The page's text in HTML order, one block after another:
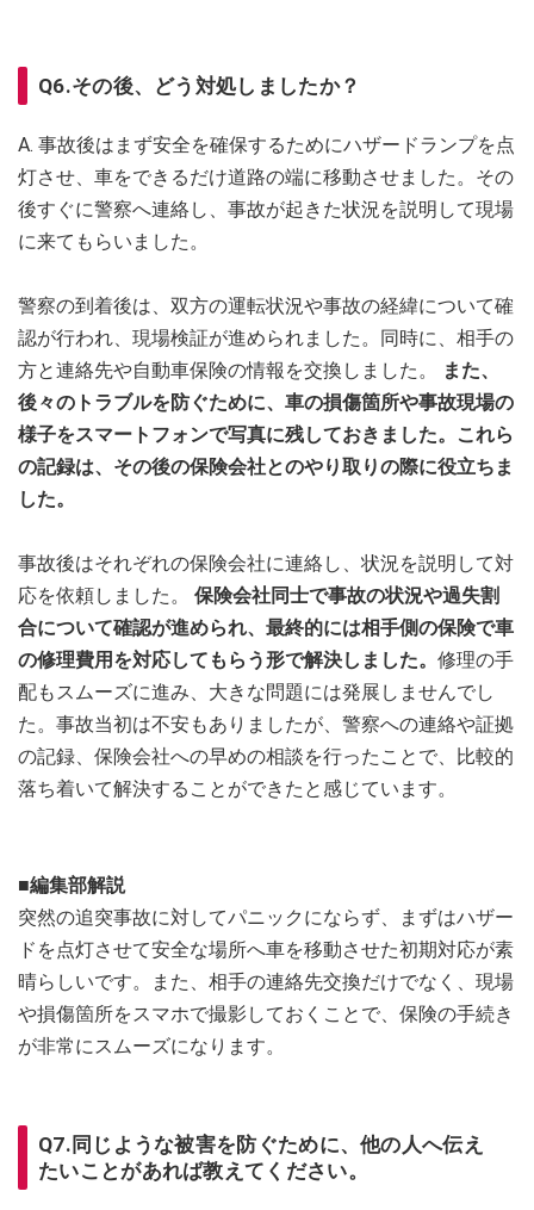
Q6.その後、どう対処しましたか？
A. 事故後はまず安全を確保するためにハザードランプを点
灯させ、車をできるだけ道路の端に移動させました。その
後すぐに警察へ連絡し、事故が起きた状況を説明して現場
に来てもらいました。
警察の到着後は、双方の運転状況や事故の経緯について確
認が行われ、現場検証が進められました。同時に、相手の
方と連絡先や自動車保険の情報を交換しました。
また、
後々のトラブルを防ぐために、車の損傷箇所や事故現場の
様子をスマートフォンで写真に残しておきました。これら
の記録は、その後の保険会社とのやり取りの際に役立ちま
した。
事故後はそれぞれの保険会社に連絡し、状況を説明して対
応を依頼しました。 保険会社同士で事故の状況や過失割
合について確認が進められ、最終的には相手側の保険で車
の修理費用を対応してもらう形で解決しました。 修理の手
配もスムーズに進み、大きな問題には発展しませんでし
た。事故当初は不安もありましたが、警察への連絡や証拠
の記録、保険会社への早めの相談を行ったことで、比較的
落ち着いて解決することができたと感じています。
■編集部解説
突然の追突事故に対してパニックにならず、まずはハザー
ドを点灯させて安全な場所へ車を移動させた初期対応が素
晴らしいです。また、相手の連絡先交換だけでなく、現場
や損傷箇所をスマホで撮影しておくことで、保険の手続き
が非常にスムーズになります。
Q7.同じような被害を防ぐために、他の人へ伝え
たいことがあれば教えてください。